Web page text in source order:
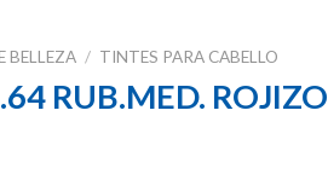
BELLEZA / TINTES PARA CABELLO
RUB.MED. ROJIZO